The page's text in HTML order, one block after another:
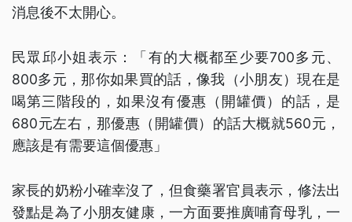
消息後不太開心。
民眾邱小姐表示：「有的大概都至少要700多元、
800多元，那你如果買的話，像我（小朋友）現在是
喝第三階段的，如果沒有優惠（開罐價）的話，是
680元左右，那優惠（開罐價）的話大概就560元，
應該是有需要這個優惠」
家長的奶粉小確幸沒了，但食藥署官員表示，修法出
發點是為了小朋友健康，一方面要推廣哺育母乳，一